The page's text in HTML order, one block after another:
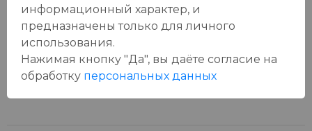
У данного товара еще нет отзывов, будьте первым, кто
оставит отзыв!
информационный характер, и
предназначены только для личного
использования.
Нажимая кнопку "Да", вы даёте cогласие на
обработку персональных данных